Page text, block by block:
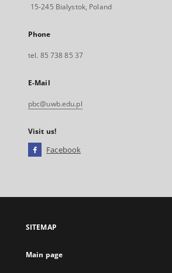
15-245 Bialystok, Poland
Phone
tel. 85 738 85 37
E-Mail
pbc@uwb.edu.pl
Visit us!
Facebook
open
new
SITEMAP
Main page